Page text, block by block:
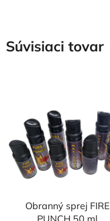
Súvisiaci tovar
Obranný sprej FIRE